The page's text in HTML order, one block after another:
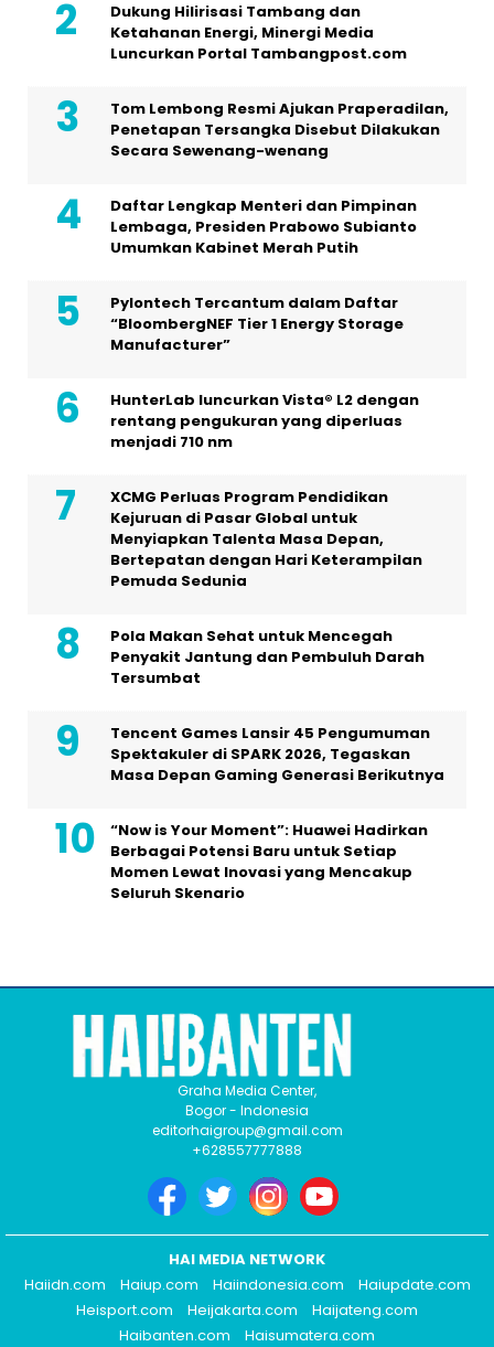
Dukung Hilirisasi Tambang dan
Ketahanan Energi, Minergi Media
Luncurkan Portal Tambangpost.com
Tom Lembong Resmi Ajukan Praperadilan,
Penetapan Tersangka Disebut Dilakukan
Secara Sewenang-wenang
Daftar Lengkap Menteri dan Pimpinan
Lembaga, Presiden Prabowo Subianto
Umumkan Kabinet Merah Putih
Pylontech Tercantum dalam Daftar
“BloombergNEF Tier 1 Energy Storage
Manufacturer”
HunterLab luncurkan Vista® L2 dengan
rentang pengukuran yang diperluas
menjadi 710 nm
XCMG Perluas Program Pendidikan
Kejuruan di Pasar Global untuk
Menyiapkan Talenta Masa Depan,
Bertepatan dengan Hari Keterampilan
Pemuda Sedunia
Pola Makan Sehat untuk Mencegah
Penyakit Jantung dan Pembuluh Darah
Tersumbat
Tencent Games Lansir 45 Pengumuman
Spektakuler di SPARK 2026, Tegaskan
Masa Depan Gaming Generasi Berikutnya
“Now is Your Moment”: Huawei Hadirkan
Berbagai Potensi Baru untuk Setiap
Momen Lewat Inovasi yang Mencakup
Seluruh Skenario
Graha Media Center,
Bogor - Indonesia
editorhaigroup@gmail.com
+628557777888
HAI MEDIA NETWORK
Haiidn.com
Haiup.com Haiindonesia.com
Haiupdate.com
Heisport.com
Heijakarta.com
Haijateng.com
Haibanten.com
Haisumatera.com